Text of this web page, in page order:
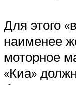
Для этого
наименее
моторное
«Киа»